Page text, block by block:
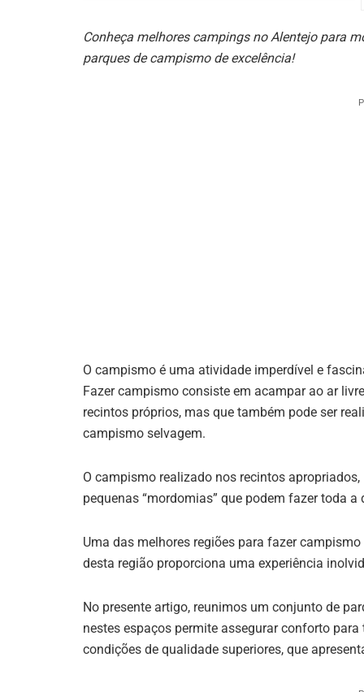
Conheça melhores campings no Alentejo para
parques de campismo de excelência!
O campismo é uma atividade imperdível e
Fazer campismo consiste em acampar ao ar
recintos próprios, mas que também pode ser
campismo selvagem.
O campismo realizado nos recintos
pequenas “mordomias” que podem fazer toda
Uma das melhores regiões para fazer
desta região proporciona uma experiência
No presente artigo, reunimos um conjunto de
nestes espaços permite assegurar conforto
condições de qualidade superiores, que